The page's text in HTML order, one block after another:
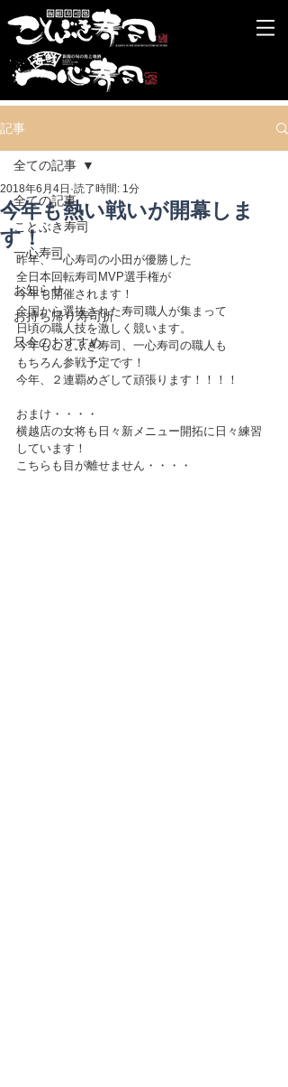
記事
全ての記事
ことぶき寿司
一心寿司
お知らせ
お持ち帰り寿司折
只今のおすすめ
全ての記事
今年も熱い戦いが開幕しま
す！
2018年6月4日 読了時間: 1分
昨年、一心寿司の小田が優勝した
全日本回転寿司MVP選手権が
今年も開催されます！
全国から選抜された寿司職人が集まって
日頃の職人技を激しく競います。
今年もことぶき寿司、一心寿司の職人も
もちろん参戦予定です！
今年、２連覇めざして頑張ります！！！！
おまけ・・・・
横越店の女将も日々新メニュー開拓に日々練習
しています！
こちらも目が離せません・・・・